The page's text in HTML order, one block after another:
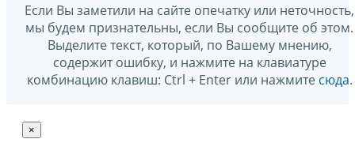
Если Вы заметили на сайте опечатку или неточность,
мы будем признательны, если Вы сообщите об этом.
Выделите текст, который, по Вашему мнению,
содержит ошибку, и нажмите на клавиатуре
комбинацию клавиш: Ctrl + Enter или нажмите сюда.
×